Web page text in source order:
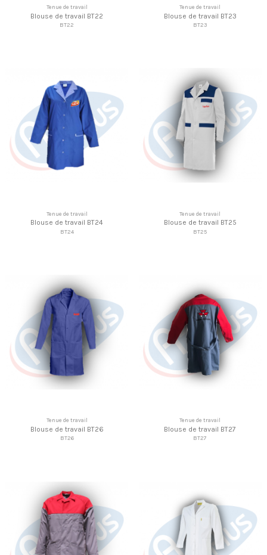
Tenue de travail
Blouse de travail BT22
BT22
Tenue de travail
Blouse de travail BT23
BT23
Tenue de travail
Blouse de travail BT24
BT24
Tenue de travail
Blouse de travail BT25
BT25
Tenue de travail
Blouse de travail BT26
BT26
Tenue de travail
Blouse de travail BT27
BT27